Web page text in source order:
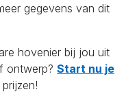
gegevens van dit
hovenier bij jou uit
ontwerp? Start nu je